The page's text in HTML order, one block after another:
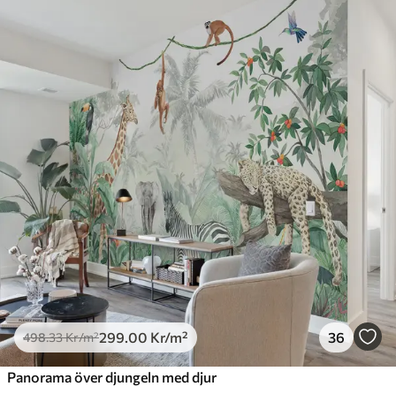
498.33Kr/m²299 .00 Kr/m² 36
Panorama över djungeln med djur